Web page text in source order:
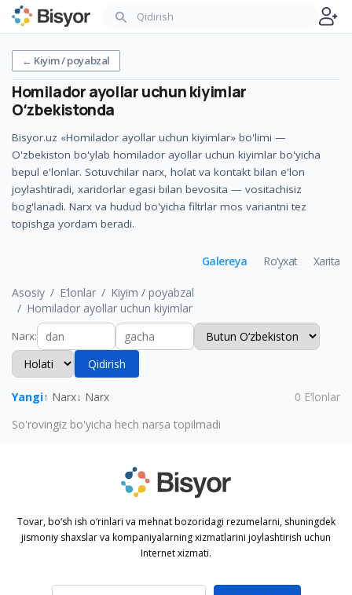
← Kiyim / poyabzal
Homilador ayollar uchun kiyimlar
Oʻzbekistonda
Bisyor.uz «Homilador ayollar uchun kiyimlar» bo'limi —
O'zbekiston bo'ylab homilador ayollar uchun kiyimlar bo'yicha
bepul e'lonlar. Sotuvchilar narx, holat va kontakt bilan e'lon
joylashtiradi, xaridorlar egasi bilan bevosita — vositachisiz
bog'lanadi. Narx va hudud bo'yicha filtrlar mos variantni tez
topishga yordam beradi.
Asosiy E‘lonlar
Kiyim / poyabzal
Homilador ayollar uchun kiyimlar
Galereya Ro‘yxat Xarita
Narx:
Qidirish
Yangi↑ Narx↓ Narx 0 E‘lonlar
So'rovingiz bo'yicha hech narsa topilmadi
Tovar, bo‘sh ish o‘rinlari va mehnat bozoridagi rezumelarni, shuningdek
jismoniy shaxslar va kompaniyalarning xizmatlarini joylashtirish uchun
Internet xizmati.